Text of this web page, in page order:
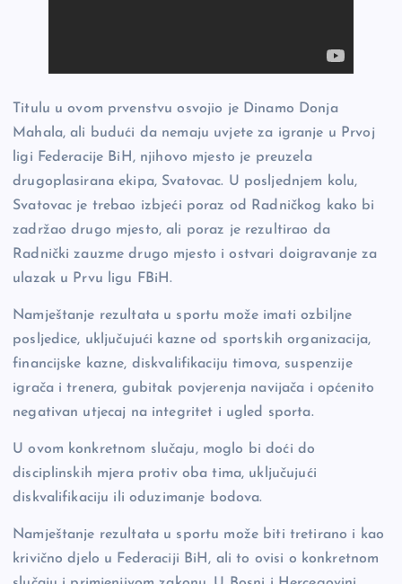
Titulu u ovom prvenstvu osvojio je Dinamo Donja
Mahala, ali budući da nemaju uvjete za igranje u Prvoj
ligi Federacije BiH, njihovo mjesto je preuzela
drugoplasirana ekipa, Svatovac. U posljednjem kolu,
Svatovac je trebao izbjeći poraz od Radničkog kako bi
zadržao drugo mjesto, ali poraz je rezultirao da
Radnički zauzme drugo mjesto i ostvari doigravanje za
ulazak u Prvu ligu FBiH.
Namještanje rezultata u sportu može imati ozbiljne
posljedice, uključujući kazne od sportskih organizacija,
financijske kazne, diskvalifikaciju timova, suspenzije
igrača i trenera, gubitak povjerenja navijača i općenito
negativan utjecaj na integritet i ugled sporta.
U ovom konkretnom slučaju, moglo bi doći do
disciplinskih mjera protiv oba tima, uključujući
diskvalifikaciju ili oduzimanje bodova.
Namještanje rezultata u sportu može biti tretirano i kao
krivično djelo u Federaciji BiH, ali to ovisi o konkretnom